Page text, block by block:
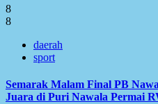
8
8
daerah
sport
Semarak Malam Final PB
Juara di Puri Nawala Permai